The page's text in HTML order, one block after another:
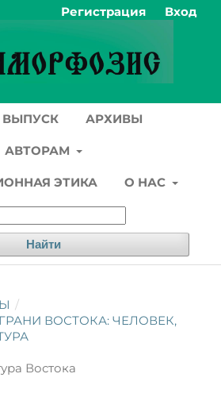
АРХИВЫ
АВТОРАМ
ЭТИКА О НАС
Найти
Регистрация Вход
/
ГРАНИ ВОСТОКА: ЧЕЛОВЕК,
Востока